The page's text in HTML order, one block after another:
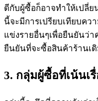
ดีกับผู้ซื้อก็อาจทำให้เปลี่
นี้จะมีการเปรียบเทียบค
แข่งรายอื่นๆเพื่อยืนยันว่า
ยืนยันที่จะซื้อสินค้าร้านเ
3. กลุ่มผู้ซื้อที่เน้นเ